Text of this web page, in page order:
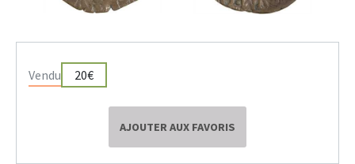
Vendu 20€
AJOUTER AUX FAVORIS